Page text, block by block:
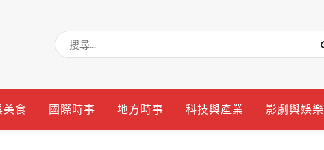
美食 國際時事 地方時事 科技與產業 影劇與娛樂